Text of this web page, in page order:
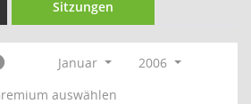
Sitzungen
Januar
2006
auswählen